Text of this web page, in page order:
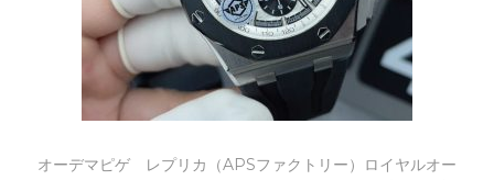
オーデマピゲ レプリカ（APSファクトリー）ロイヤルオー